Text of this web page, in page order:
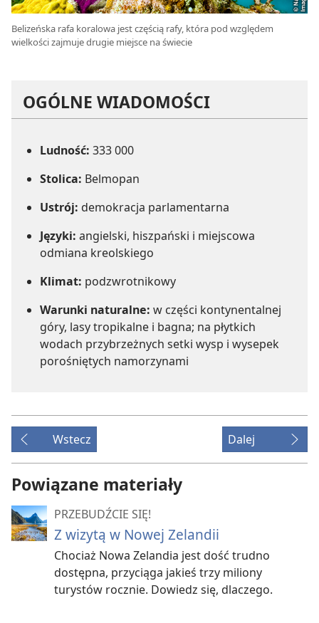
Belizeńska rafa koralowa jest częścią rafy, która pod względem
wielkości zajmuje drugie miejsce na świecie
OGÓLNE WIADOMOŚCI
Ludność: 333 000
Stolica: Belmopan
Ustrój: demokracja parlamentarna
Języki: angielski, hiszpański i miejscowa
odmiana kreolskiego
Klimat: podzwrotnikowy
Warunki naturalne: w części kontynentalnej
góry, lasy tropikalne i bagna; na płytkich
wodach przybrzeżnych setki wysp i wysepek
porośniętych namorzynami
Wstecz Dalej
Powiązane materiały
PRZEBUDŹCIE SIĘ!
Z wizytą w Nowej Zelandii
Chociaż Nowa Zelandia jest dość trudno
dostępna, przyciąga jakieś trzy miliony
turystów rocznie. Dowiedz się, dlaczego.